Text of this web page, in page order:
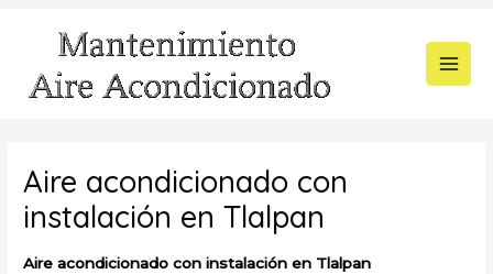
contenido
Aire acondicionado con
instalación en Tlalpan
Aire acondicionado con instalación en Tlalpan